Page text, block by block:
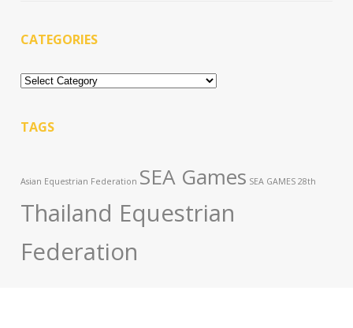
CATEGORIES
Categories
TAGS
Asian Equestrian Federation SEA Games SEA GAMES 28th
Thailand Equestrian
Federation